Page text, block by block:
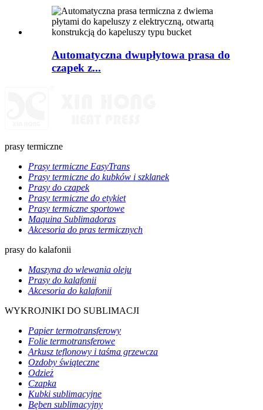
Automatyczna dwupłytowa prasa do
czapek z...
prasy termiczne
Prasy termiczne EasyTrans
Prasy termiczne do kubków i szklanek
Prasy do czapek
Prasy termiczne do etykiet
Prasy termiczne sportowe
Maquina Sublimadoras
Akcesoria do pras termicznych
prasy do kalafonii
Maszyna do wlewania oleju
Prasy do kalafonii
Akcesoria do kalafonii
WYKROJNIKI DO SUBLIMACJI
Papier termotransferowy
Folie termotransferowe
Arkusz teflonowy i taśma grzewcza
Ozdoby świąteczne
Odzież
Czapka
Kubki sublimacyjne
Bęben sublimacyjny